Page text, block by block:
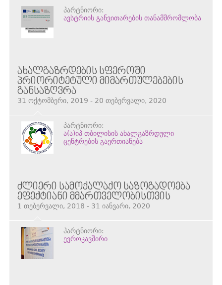
პარტნიორი:
ავსტრიის განვითარების თანამშრომლობა
ᲐᲮᲐᲚᲒᲐᲖᲠᲓᲔᲑᲘᲡ ᲡᲤᲔᲠᲝᲨᲘ
ᲞᲠᲘᲝᲠᲘᲢᲔᲢᲣᲚᲘ ᲛᲘᲛᲐᲠᲗᲣᲚᲔᲑᲔᲑᲘᲡ
ᲒᲐᲜᲡᲐᲖᲦᲕᲠᲐ
31 ოქტომბერი, 2019 - 20 თებერვალი, 2020
პარტნიორი:
ა(ა)იპ თბილისის ახალგაზრდული
ცენტრების გაერთიანება
ᲫᲚᲘᲔᲠᲘ ᲡᲐᲛᲝᲥᲐᲚᲐᲥᲝ ᲡᲐᲖᲝᲒᲐᲓᲝᲔᲑᲐ
ᲔᲤᲔᲥᲢᲘᲐᲜᲘ ᲛᲛᲐᲠᲗᲕᲔᲚᲝᲑᲘᲡᲗᲕᲘᲡ
1 თებერვალი, 2018 - 31 იანვარი, 2020
პარტნიორი:
ევროკავშირი